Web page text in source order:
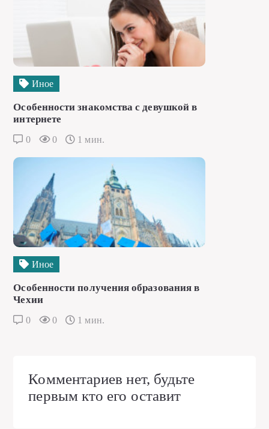
Иное
Особенности знакомства с девушкой в
интернете
0 0 1 мин.
Иное
Особенности получения образования в
Чехии
0 0 1 мин.
Комментариев нет, будьте
первым кто его оставит